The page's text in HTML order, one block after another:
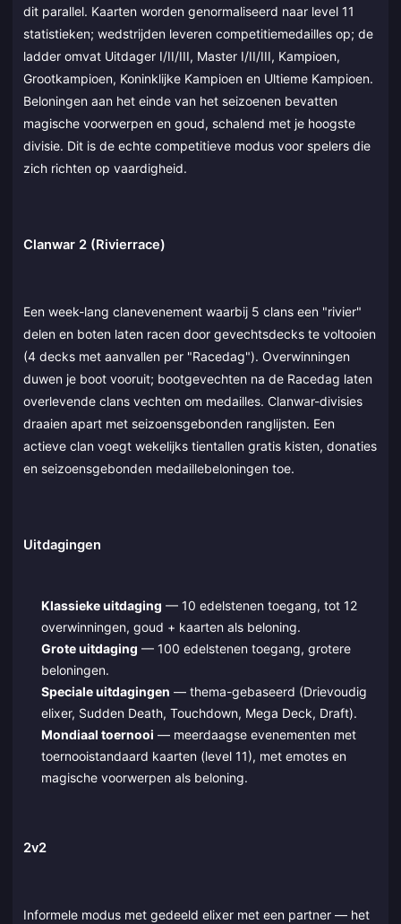
dit parallel. Kaarten worden genormaliseerd naar level 11
statistieken; wedstrijden leveren competitiemedailles op; de
ladder omvat Uitdager I/II/III, Master I/II/III, Kampioen,
Grootkampioen, Koninklijke Kampioen en Ultieme Kampioen.
Beloningen aan het einde van het seizoenen bevatten
magische voorwerpen en goud, schalend met je hoogste
divisie. Dit is de echte competitieve modus voor spelers die
zich richten op vaardigheid.
Clanwar 2 (Rivierrace)
Een week-lang clanevenement waarbij 5 clans een "rivier"
delen en boten laten racen door gevechtsdecks te voltooien
(4 decks met aanvallen per "Racedag"). Overwinningen
duwen je boot vooruit; bootgevechten na de Racedag laten
overlevende clans vechten om medailles. Clanwar-divisies
draaien apart met seizoensgebonden ranglijsten. Een
actieve clan voegt wekelijks tientallen gratis kisten, donaties
en seizoensgebonden medaillebeloningen toe.
Uitdagingen
Klassieke uitdaging — 10 edelstenen toegang, tot 12
overwinningen, goud + kaarten als beloning.
Grote uitdaging — 100 edelstenen toegang, grotere
beloningen.
Speciale uitdagingen — thema-gebaseerd (Drievoudig
elixer, Sudden Death, Touchdown, Mega Deck, Draft).
Mondiaal toernooi — meerdaagse evenementen met
toernooistandaard kaarten (level 11), met emotes en
magische voorwerpen als beloning.
2v2
Informele modus met gedeeld elixer met een partner — het